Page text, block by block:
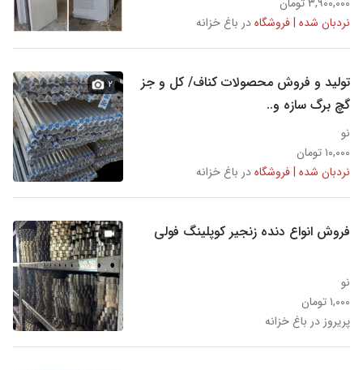
نردبان شده | فروشگاهدر باغ خزانه
تولید و فروش محصولات کناف/ کل و جز
گچ برگ سازه و..
نو
۱۰,۰۰۰ تومان
نردبان شده | فروشگاهدر باغ خزانه
۲
فروش انواع دنده زنجیر کوپلینگ فولی
نو
۱,۰۰۰ تومان
پریروز در باغ خزانه